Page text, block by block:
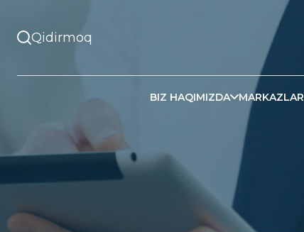
BIZ HAQIMIZDA MARKAZLAR